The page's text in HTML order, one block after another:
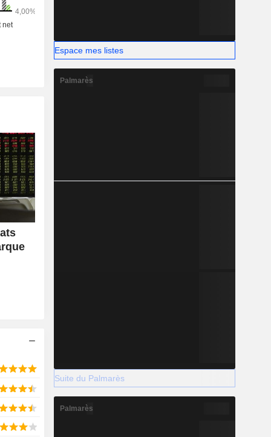
Espace mes listes
Palmarès
Suite du Palmarès
Palmarès